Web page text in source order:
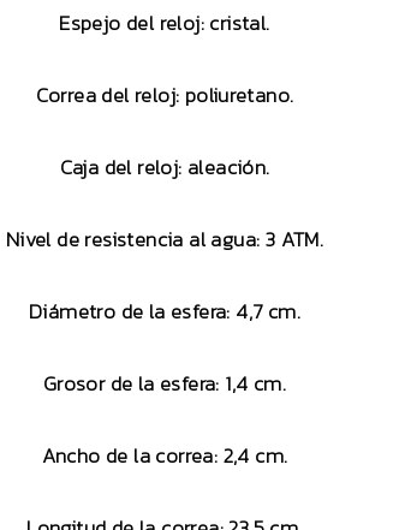
Espejo del reloj: cristal.
Correa del reloj: poliuretano.
Caja del reloj: aleación.
Nivel de resistencia al agua: 3 ATM.
Diámetro de la esfera: 4,7 cm.
Grosor de la esfera: 1,4 cm.
Ancho de la correa: 2,4 cm.